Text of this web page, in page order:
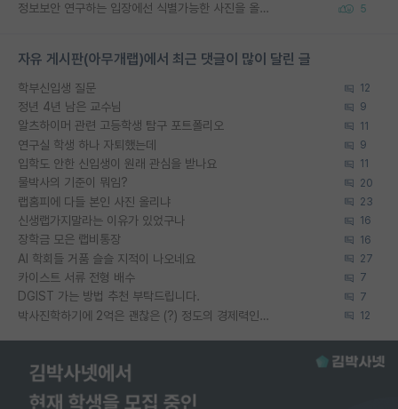
정보보안 연구하는 입장에선 식별가능한 사진을 올리는건 비추이긴함 5
자유 게시판(아무개랩)에서 최근 댓글이 많이 달린 글
학부신입생 질문 12
정년 4년 남은 교수님 9
알츠하이머 관련 고등학생 탐구 포트폴리오 11
연구실 학생 하나 자퇴했는데 9
입학도 안한 신입생이 원래 관심을 받나요 11
물박사의 기준이 뭐임? 20
랩홈피에 다들 본인 사진 올리냐 23
신생랩가지말라는 이유가 있었구나 16
장학금 모은 랩비통장 16
AI 학회들 거품 슬슬 지적이 나오네요 27
카이스트 서류 전형 배수 7
DGIST 가는 방법 추천 부탁드립니다. 7
박사진학하기에 2억은 괜찮은 (?) 정도의 경제력인가요 12